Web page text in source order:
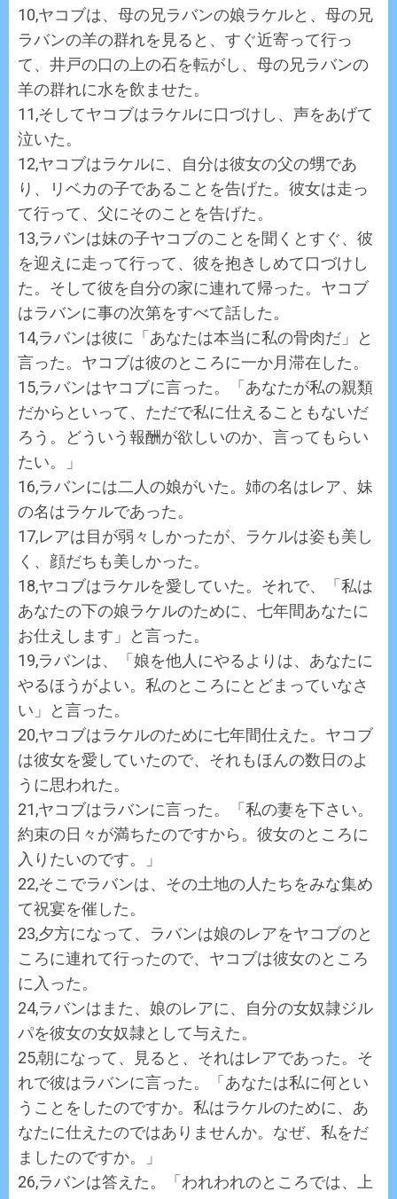
10,ヤコブは、母の兄ラバンの娘ラケルと、母の兄
ラバンの羊の群れを見ると、すぐ近寄って行っ
て、井戸の口の上の石を転がし、母の兄ラバンの
羊の群れに水を飲ませた。
11,そしてヤコブはラケルに口づけし、声をあげて
泣いた。
12,ヤコブはラケルに、自分は彼女の父の甥であ
り、リベカの子であることを告げた。彼女は走っ
て行って、父にそのことを告げた。
13,ラバンは妹の子ヤコブのことを聞くとすぐ、彼
を迎えに走って行って、彼を抱きしめて口づけし
た。そして彼を自分の家に連れて帰った。ヤコブ
はラバンに事の次第をすべて話した。
14,ラバンは彼に「あなたは本当に私の骨肉だ」と
言った。ヤコブは彼のところに一か月滞在した。
15,ラバンはヤコブに言った。「あなたが私の親類
だからといって、ただで私に仕えることもないだ
ろう。どういう報酬が欲しいのか、言ってもらい
たい。」
16,ラバンには二人の娘がいた。姉の名はレア、妹
の名はラケルであった。
17,レアは目が弱々しかったが、ラケルは姿も美し
く、顔だちも美しかった。
18,ヤコブはラケルを愛していた。それで、「私は
あなたの下の娘ラケルのために、七年間あなたに
お仕えします」と言った。
19,ラバンは、「娘を他人にやるよりは、あなたに
やるほうがよい。私のところにとどまっていなさ
い」と言った。
20,ヤコブはラケルのために七年間仕えた。ヤコブ
は彼女を愛していたので、それもほんの数日のよ
うに思われた。
21,ヤコブはラバンに言った。「私の妻を下さい。
約束の日々が満ちたのですから。彼女のところに
入りたいのです。」
22,そこでラバンは、その土地の人たちをみな集め
て祝宴を催した。
23,夕方になって、ラバンは娘のレアをヤコブのと
ころに連れて行ったので、ヤコブは彼女のところ
に入った。
24,ラバンはまた、娘のレアに、自分の女奴隷ジル
パを彼女の女奴隷として与えた。
25,朝になって、見ると、それはレアであった。そ
れで彼はラバンに言った。「あなたは私に何とい
うことをしたのですか。私はラケルのために、あ
なたに仕えたのではありませんか。なぜ、私をだ
ましたのですか。」
26,ラバンは答えた。「われわれのところでは、上